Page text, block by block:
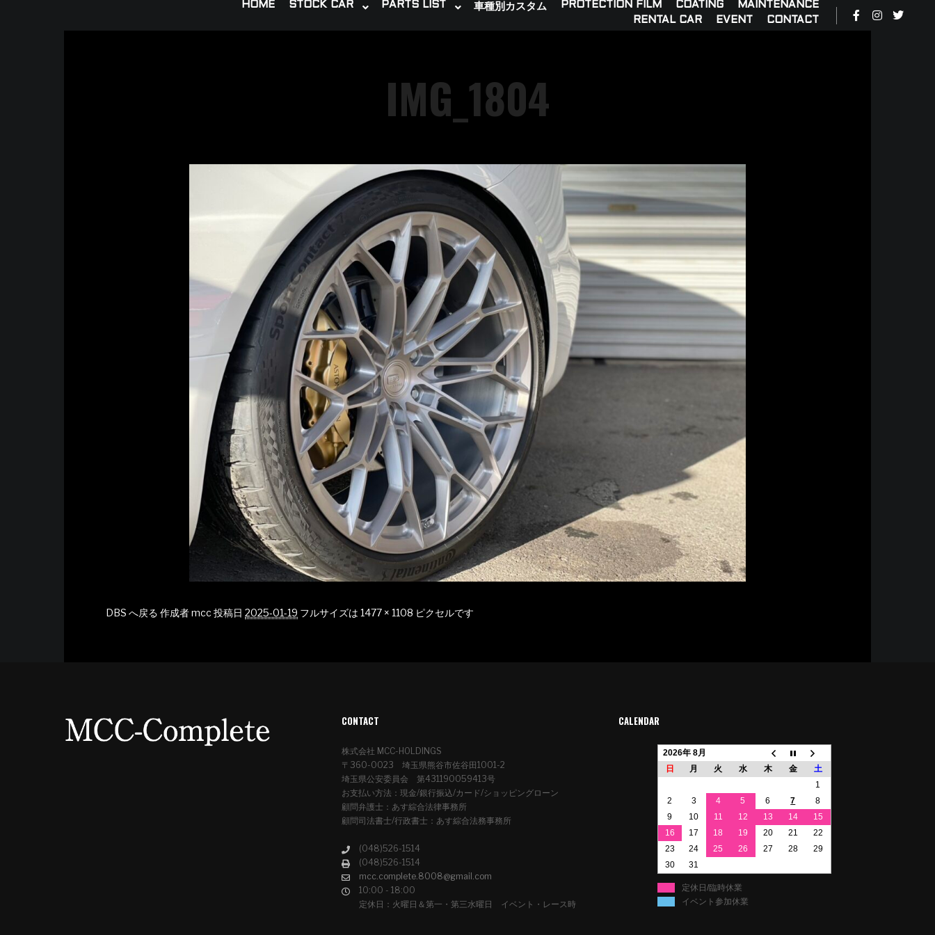
HOME STOCK CAR PARTS LIST 車種別カスタム PROTECTION FILM COATING
MAINTENANCE
RENTAL CAR
EVENT CONTACT
IMG_1804
DBS へ戻る 作成者mcc投稿日 2025-01-19 フルサイズは 1477 × 1108 ピクセルです
CONTACT
株式会社 MCC-HOLDINGS
〒360-0023 埼玉県熊谷市佐谷田1001-2
埼玉県公安委員会 第431190059413号
お支払い方法：現金/銀行振込/カード/ショッピングローン
顧問弁護士：あす綜合法律事務所
顧問司法書士/行政書士：あす綜合法務事務所
(048)526-1514
(048)526-1514
mcc.complete.8008@gmail.com
10:00 - 18:00
定休日：火曜日＆第一・第三水曜日 イベント・レース時
CALENDAR
2026年 8月
日
月 火 水 木 金
土
1
2
3 4 5 6 7
8
9
10 11 12 13 14
15
16
17 18 19 20 21
22
23
24 25 26 27 28
29
30
31
定休日/臨時休業
イベント参加休業